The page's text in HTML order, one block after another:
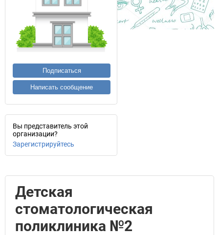
Подписаться
Написать сообщение
Вы представитель этой
организации?
Зарегистрируйтесь
Детская
стоматологическая
поликлиника №2